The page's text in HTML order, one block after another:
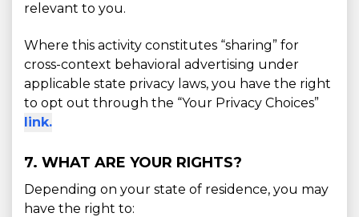
relevant to you.
Where this activity constitutes “sharing” for
cross-context behavioral advertising under
applicable state privacy laws, you have the right
to opt out through the “Your Privacy Choices”
link.
7. WHAT ARE YOUR RIGHTS?
Depending on your state of residence, you may
have the right to: